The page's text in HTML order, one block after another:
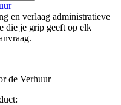
en verlaag administratieve
die je grip geeft op elk
de Verhuur